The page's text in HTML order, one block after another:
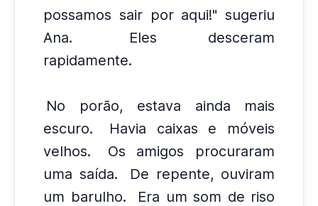
possamos sair por aqui!" sugeriu
Ana.
Eles desceram
rapidamente.
No porão, estava ainda mais
escuro.
Havia caixas e móveis
velhos.
Os amigos procuraram
uma saída.
De repente, ouviram
um barulho.
Era um som de riso